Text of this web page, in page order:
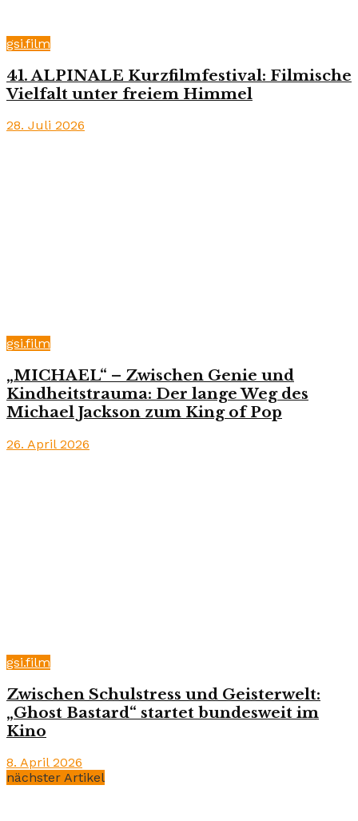
gsi.film
41. ALPINALE Kurzfilmfestival: Filmische
Vielfalt unter freiem Himmel
28. Juli 2026
gsi.film
„MICHAEL“ – Zwischen Genie und
Kindheitstrauma: Der lange Weg des
Michael Jackson zum King of Pop
26. April 2026
gsi.film
Zwischen Schulstress und Geisterwelt:
„Ghost Bastard“ startet bundesweit im
Kino
8. April 2026
nächster Artikel